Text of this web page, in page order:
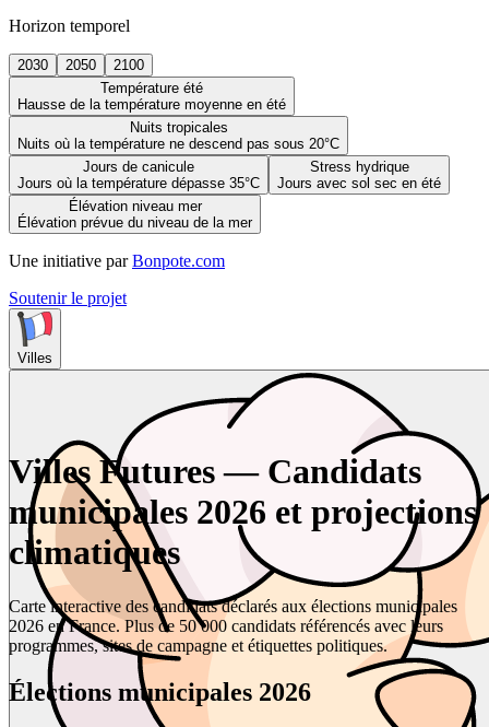
Horizon temporel
2030 2050
2100
Température été
Hausse de la température moyenne en été
Nuits tropicales
Nuits où la température ne descend pas sous 20°C
Jours de canicule
Jours où la température dépasse 35°C
Stress hydrique
Jours avec sol sec en été
Élévation niveau mer
Élévation prévue du niveau de la mer
Une initiative par Bonpote.com
Soutenir le projet
Villes
Villes Futures — Candidats
municipales 2026 et projections
climatiques
Carte interactive des candidats déclarés aux élections municipales
2026 en France. Plus de 50 000 candidats référencés avec leurs
programmes, sites de campagne et étiquettes politiques.
Élections municipales 2026